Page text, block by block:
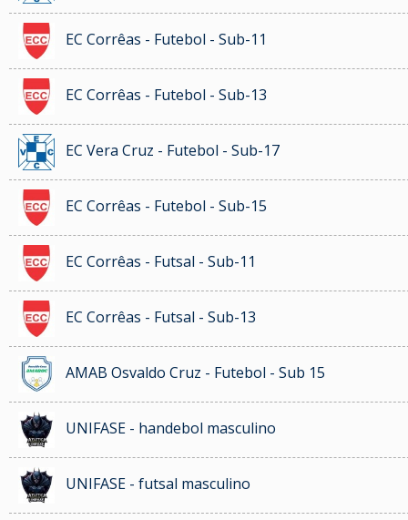
EC Corrêas - Futebol - Sub-11
EC Corrêas - Futebol - Sub-13
EC Vera Cruz - Futebol - Sub-17
EC Corrêas - Futebol - Sub-15
EC Corrêas - Futsal - Sub-11
EC Corrêas - Futsal - Sub-13
AMAB Osvaldo Cruz - Futebol - Sub 15
UNIFASE - handebol masculino
UNIFASE - futsal masculino